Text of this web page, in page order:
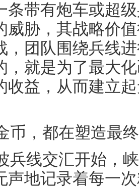
条带有炮车或超
威胁，其战略价
，团队围绕兵线
，就是为了最大
收益，从而建立
币，都在塑造最
兵线交汇开始，
声地记录着每一